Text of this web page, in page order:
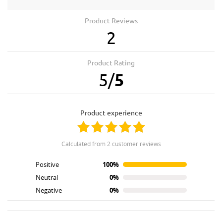
Product Reviews
2
Product Rating
5/5
product experience
calculated from 2 customer reviews
Positive
100%
Neutral
0%
Negative
0%